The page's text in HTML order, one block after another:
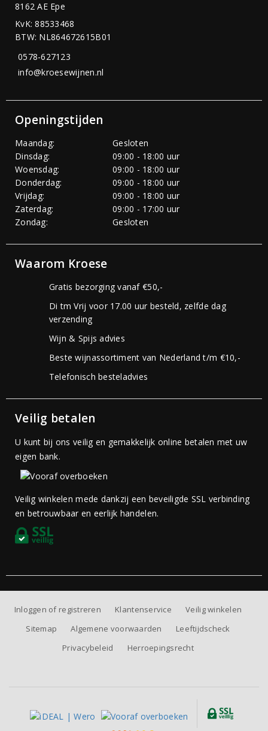
8162 AE Epe
KvK: 88533468
BTW: NL864672615B01
0578-627123
info@kroesewijnen.nl
Openingstijden
Maandag:
Gesloten
Dinsdag:
09:00 - 18:00 uur
Woensdag:
09:00 - 18:00 uur
Donderdag:
09:00 - 18:00 uur
Vrijdag:
09:00 - 18:00 uur
Zaterdag:
09:00 - 17:00 uur
Zondag:
Gesloten
Waarom Kroese
Gratis bezorging vanaf €50,-
Di tm Vrij voor 17.00 uur besteld, zelfde dag
verzending
Wijn & Spijs advies
Beste wijnassortiment van Nederland t/m €10,-
Telefonisch besteladvies
Veilig betalen
U kunt bij ons veilig en gemakkelijk online betalen met uw
eigen bank.
Veilig winkelen mede dankzij een beveiligde SSL verbinding
en betrouwbaar en eerlijk handelen.
Inloggen of registreren Klantenservice
Veilig winkelen
Sitemap
Algemene voorwaarden
Leeftijdscheck
Privacybeleid
Herroepingsrecht